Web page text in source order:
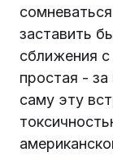
заставить
сближения
простая -
саму эту